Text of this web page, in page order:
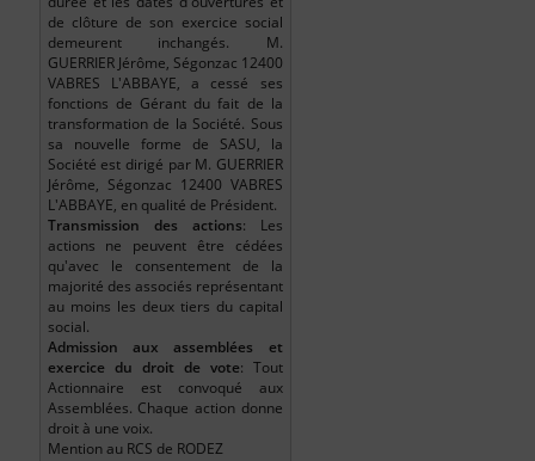
de clôture de son exercice social
demeurent inchangés. M.
GUERRIER Jérôme, Ségonzac 12400
VABRES L'ABBAYE, a cessé ses
fonctions de Gérant du fait de la
transformation de la Société. Sous
sa nouvelle forme de SASU, la
Société est dirigé par M. GUERRIER
Jérôme, Ségonzac 12400 VABRES
L'ABBAYE, en qualité de Président.
Transmission des actions: Les
actions ne peuvent être cédées
qu'avec le consentement de la
majorité des associés représentant
au moins les deux tiers du capital
social.
Admission aux assemblées et
exercice du droit de vote: Tout
Actionnaire est convoqué aux
Assemblées. Chaque action donne
droit à une voix.
Mention au RCS de RODEZ